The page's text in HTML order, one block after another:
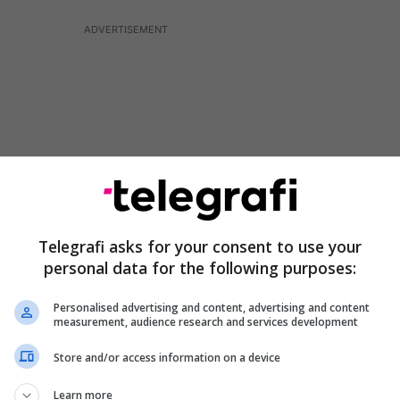
nevojat e një femre të zakonshme dhe se
seksuale është në shpërthim e sipër.
seksi. Unë përfaqësoj femrat normale, të cilat
Telegrafi asks for your consent to use your
personal data for the following purposes:
Personalised advertising and content, advertising and content
measurement, audience research and services development
Store and/or access information on a device
Learn more